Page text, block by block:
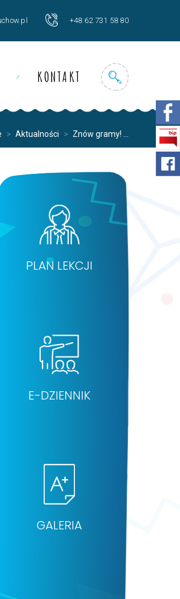
+48 62 731 58 80
KONTAKT
> Aktualności > Znów gramy! ...
PLAN LEKCJI
E-DZIENNIK
GALERIA